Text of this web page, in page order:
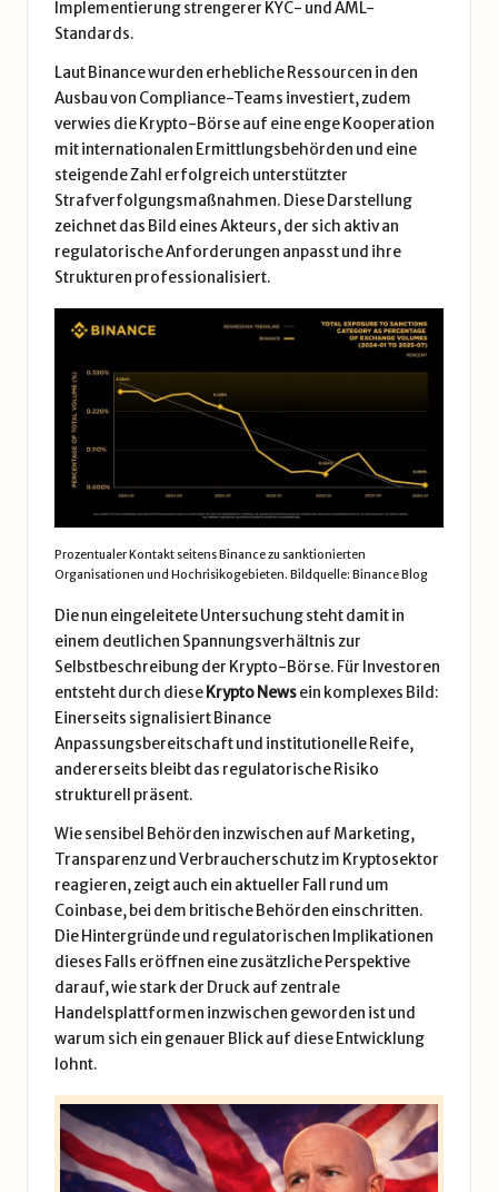
Implementierung strengerer KYC- und AML-
Standards.
Laut Binance wurden erhebliche Ressourcen in den
Ausbau von Compliance-Teams investiert, zudem
verwies die Krypto-Börse auf eine enge Kooperation
mit internationalen Ermittlungsbehörden und eine
steigende Zahl erfolgreich unterstützter
Strafverfolgungsmaßnahmen. Diese Darstellung
zeichnet das Bild eines Akteurs, der sich aktiv an
regulatorische Anforderungen anpasst und ihre
Strukturen professionalisiert.
Prozentualer Kontakt seitens Binance zu sanktionierten
Organisationen und Hochrisikogebieten. Bildquelle: Binance Blog
Die nun eingeleitete Untersuchung steht damit in
einem deutlichen Spannungsverhältnis zur
Selbstbeschreibung der Krypto-Börse. Für Investoren
entsteht durch diese Krypto Newsein komplexes Bild:
Einerseits signalisiert Binance
Anpassungsbereitschaft und institutionelle Reife,
andererseits bleibt das regulatorische Risiko
strukturell präsent.
Wie sensibel Behörden inzwischen auf Marketing,
Transparenz und Verbraucherschutz im Kryptosektor
reagieren, zeigt auch ein aktueller Fall rund um
Coinbase, bei dem britische Behörden einschritten.
Die Hintergründe und regulatorischen Implikationen
dieses Falls eröffnen eine zusätzliche Perspektive
darauf, wie stark der Druck auf zentrale
Handelsplattformen inzwischen geworden ist und
warum sich ein genauer Blick auf diese Entwicklung
lohnt.